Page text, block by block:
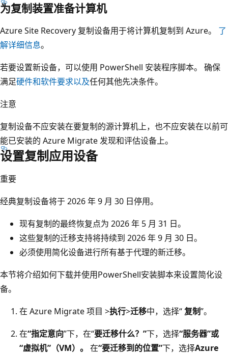
为复制装置准备计算机
Azure Site Recovery 复制设备用于将计算机复制到 Azure。 了
解详细信息。
若要设置新设备，可以使用 PowerShell 安装程序脚本。 确保
满足硬件和软件要求以及任何其他先决条件。
注意
复制设备不应安装在要复制的源计算机上，也不应安装在以前可
能已安装的 Azure Migrate 发现和评估设备上。
设置复制应用设备
重要
经典复制设备将于 2026 年 9 月 30 日停用。
现有复制的最终恢复点为 2026 年 5 月 31 日。
这些复制的迁移支持将持续到 2026 年 9 月 30 日。
必须使用简化设备进行所有基于代理的新迁移。
本节将介绍如何下载并使用PowerShell安装脚本来设置简化设
备。
在 Azure Migrate 项目 >执行>迁移中，选择“复制”。
在“指定意向”下，在“要迁移什么？”下，选择“服务器”或
“虚拟机”（VM）。 在“要迁移到的位置”下，选择Azure